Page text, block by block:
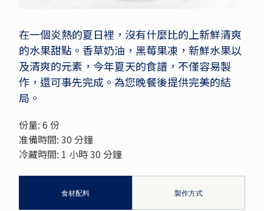
在一個炎熱的夏日裡，沒有什麼比的上新鮮清爽
的水果甜點。香草奶油，黑莓果凍，新鮮水果以
及清爽的元素，今年夏天的食譜，不僅容易製
作，還可事先完成。為您晚餐後提供完美的結
局。
份量: 6 份
准備時間: 30 分鐘
冷藏時間: 1 小時 30 分鐘
食材配料 製作方式